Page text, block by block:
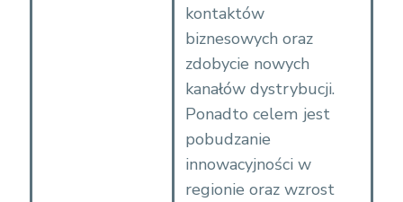
kontaktów
biznesowych oraz
zdobycie nowych
kanałów dystrybucji.
Ponadto celem jest
pobudzanie
innowacyjności w
regionie oraz wzrost